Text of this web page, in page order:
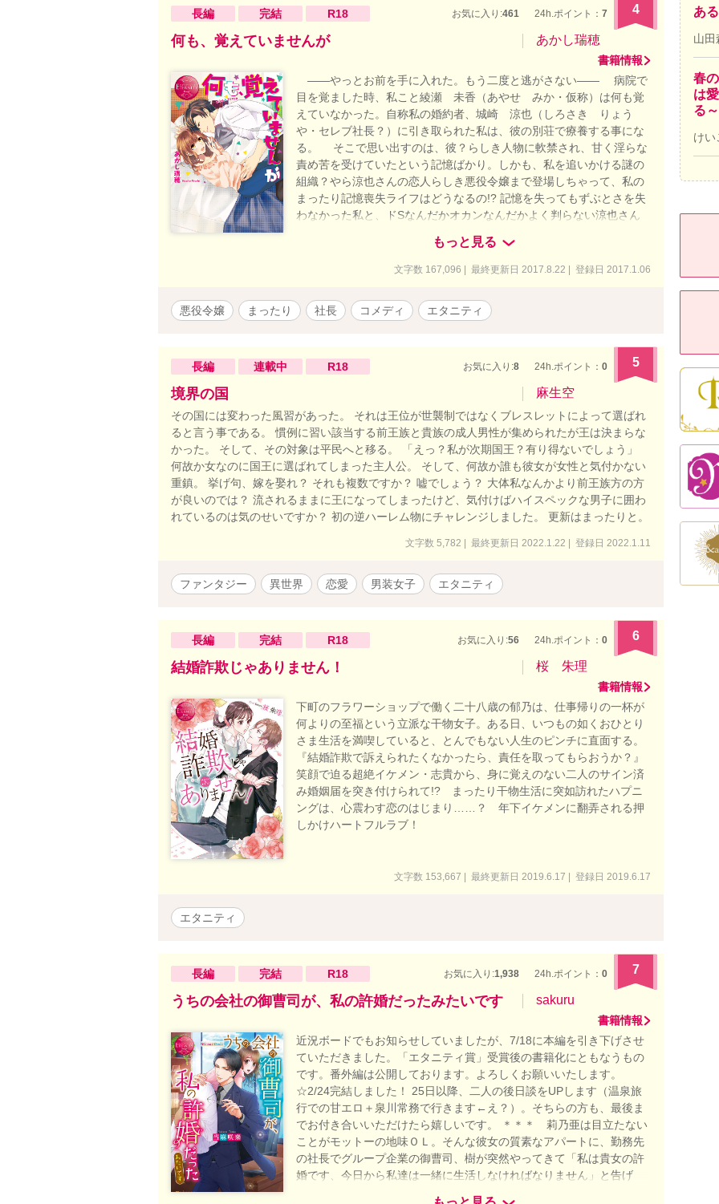
長編 完結 R18 お気に入り:461 24h.ポイント： 7 4
何も、覚えていませんが あかし瑞穂
書籍情報
――やっとお前を手に入れた。もう二度と逃がさない―― 病院で
目を覚ました時、私こと綾瀬 未香（あやせ みか・仮称）は何も覚
えていなかった。自称私の婚約者、城崎 涼也（しろさき りょう
や・セレブ社長？）に引き取られた私は、彼の別荘で療養する事にな
る。 そこで思い出すのは、彼？らしき人物に軟禁され、甘く淫らな
責め苦を受けていたという記憶ばかり。しかも、私を追いかける謎の
組織？やら涼也さんの恋人らしき悪役令嬢まで登場しちゃって、私の
まったり記憶喪失ライフはどうなるの!? 記憶を失ってもずぶとさを失
わなかった私と、ドSなんだかオカンなんだかよく判らない涼也さん
と、謎の組織と悪役令嬢が織りなす、エロティカル・サスペンス・コ
メディ？ ＊アルファポリス様と書籍化のお話が進んでおります。
7/17（月）に一部を残して引き下げました。
もっと見る
文字数 167,096 | 最終更新日 2017.8.22 | 登録日 2017.1.06
悪役令嬢 まったり 社長 コメディ エタニティ
長編 連載中 R18 お気に入り:8 24h.ポイント： 0 5
境界の国 麻生空
その国には変わった風習があった。 それは王位が世襲制ではなくブレスレットによって選ばれ
ると言う事である。 慣例に習い該当する前王族と貴族の成人男性が集められたが王は決まらな
かった。 そして、その対象は平民へと移る。 「えっ？私が次期国王？有り得ないでしょう」
何故か女なのに国王に選ばれてしまった主人公。 そして、何故か誰も彼女が女性と気付かない
重鎮。 挙げ句、嫁を娶れ？ それも複数ですか？ 嘘でしょう？ 大体私なんかより前王族方の方
が良いのでは？ 流されるままに王になってしまったけど、気付けばハイスペックな男子に囲わ
れているのは気のせいですか？ 初の逆ハーレム物にチャレンジしました。 更新はまったりと。
文字数 5,782 | 最終更新日 2022.1.22 | 登録日 2022.1.11
ファンタジー 異世界 恋愛 男装女子 エタニティ
長編 完結 R18 お気に入り:56 24h.ポイント： 0 6
結婚詐欺じゃありません！ 桜 朱理
書籍情報
下町のフラワーショップで働く二十八歳の郁乃は、仕事帰りの一杯が
何よりの至福という立派な干物女子。ある日、いつもの如くおひとり
さま生活を満喫していると、とんでもない人生のピンチに直面する。
『結婚詐欺で訴えられたくなかったら、責任を取ってもらおうか？』
笑顔で迫る超絶イケメン・志貴から、身に覚えのない二人のサイン済
み婚姻届を突き付けられて!? まったり干物生活に突如訪れたハプニ
ングは、心震わす恋のはじまり……？ 年下イケメンに翻弄される押
しかけハートフルラブ！
文字数 153,667 | 最終更新日 2019.6.17 | 登録日 2019.6.17
エタニティ
長編 完結 R18 お気に入り:1,938 24h.ポイント： 0 7
うちの会社の御曹司が、私の許婚だったみたいです sakuru
書籍情報
近況ボードでもお知らせしていましたが、7/18に本編を引き下げさせ
ていただきました。「エタニティ賞」受賞後の書籍化にともなうもの
です。番外編は公開しております。よろしくお願いいたします。
☆2/24完結しました！ 25日以降、二人の後日談をUPします（温泉旅
行での甘エロ＋泉川常務で行きます←え？）。そちらの方も、最後ま
でお付き合いいただけたら嬉しいです。 ＊＊＊ 莉乃亜は目立たない
ことがモットーの地味ＯＬ。そんな彼女の質素なアパートに、勤務先
の社長でグループ企業の御曹司、樹が突然やってきて「私は貴女の許
婚です、今日から私達は一緒に生活しなければなりません」と告げ
あ
山田
春
は
る～
けい